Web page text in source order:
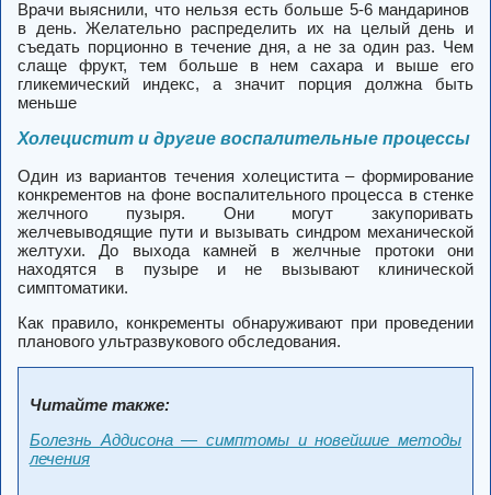
Врачи выяснили, что нельзя есть больше 5-6 мандаринов
в день. Желательно распределить их на целый день и
съедать порционно в течение дня, а не за один раз. Чем
слаще фрукт, тем больше в нем сахара и выше его
гликемический индекс, а значит порция должна быть
меньше
Холецистит и другие воспалительные процессы
Один из вариантов течения холецистита – формирование
конкрементов на фоне воспалительного процесса в стенке
желчного пузыря. Они могут закупоривать
желчевыводящие пути и вызывать синдром механической
желтухи. До выхода камней в желчные протоки они
находятся в пузыре и не вызывают клинической
симптоматики.
Как правило, конкременты обнаруживают при проведении
планового ультразвукового обследования.
Читайте также:
Болезнь Аддисона — симптомы и новейшие методы
лечения